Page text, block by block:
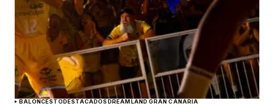
BALONCESTODESTACADOSDREAMLAND GRAN CANARIA